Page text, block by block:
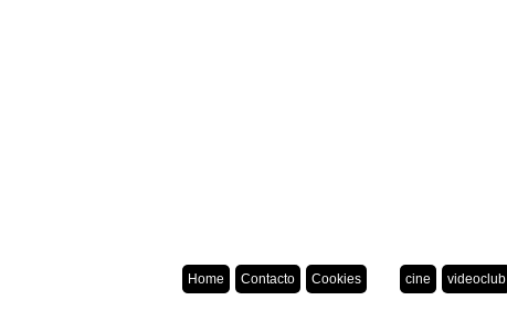
Home Contacto Cookies cine videoclub